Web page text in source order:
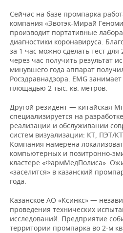
Сейчас на базе промпарка
компания «Эвотэк-Мирай
производит портативные
диагностики коронавируса.
за 1 час можно сделать тест
через час получить результат
минувшего года аппарат
Росздравнадзора. EMG
площадью 2 тыс. кв. метров.
Другой резидент — китайская
специализируется на
реализации и обслуживании
систем визуализации: КТ, ПЭТ/
Компания намерена
компьютерных и позитронно-
кластере «ФармМедПолиса».
«заселится» в казанский
года.
Казанское АО «Ксинкс» —
проведения технических
исследований. Предприятие
территории промпарка во 2-м